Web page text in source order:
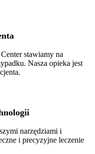
stawiamy na
Nasza opieka jest
narzędziami i
i precyzyjne leczenie